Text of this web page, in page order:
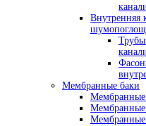
Внутренняя
Мембранные баки
Мембранные
Мембранные